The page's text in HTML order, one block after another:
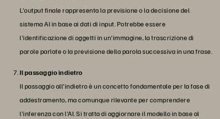
L'output finale rappresenta la previsione o la decisione del
sistema AI in base ai dati di input. Potrebbe essere
l'identificazione di oggetti in un'immagine, la trascrizione di
parole parlate o la previsione della parola successiva in una frase.
Il passaggio indietro
Il passaggio all'indietro è un concetto fondamentale per la fase di
addestramento, ma comunque rilevante per comprendere
l'inferenza con l'AI. Si tratta di aggiornare il modello in base al